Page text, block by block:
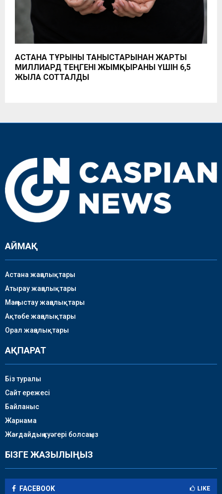
АСТАНА ТҰРҒЫНЫ ТАНЫСТАРЫНАН ЖАРТЫ
МИЛЛИАРД ТЕҢГЕНІ ЖЫМҚЫРҒАНЫ ҮШІН 6,5
ЖЫЛҒА СОТТАЛДЫ
АЙМАҚ
Астана жаңалықтары
Атырау жаңалықтары
Маңғыстау жаңалықтары
Ақтөбе жаңалықтары
Орал жаңалықтары
АҚПАРАТ
Біз туралы
Сайт ережесі
Байланыс
Жарнама
Жағдайдың куәгері болсаңыз
БІЗГЕ ЖАЗЫЛЫҢЫЗ
FACEBOOK LIKE